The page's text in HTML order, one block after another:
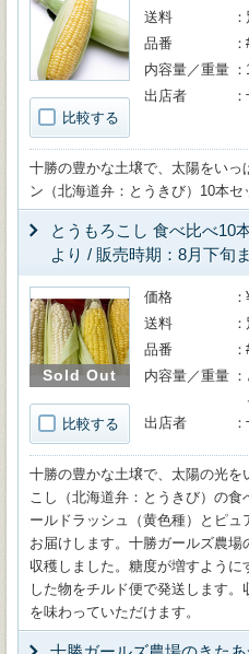
比較する
送料
品番
内容量／重量
出店者
十勝の豊かな土壌で、太陽をい
ン（北海道弁：とうきび）10本セ
とうもろこし 食べ比べ10
より / 販売時期：8月下旬ま
Sold Out
比較する
価格
送料
品番
内容量／重量
出店者
十勝の豊かな土壌で、太陽の光
こし（北海道弁：とうきび）の
ールドラッシュ（黄色種）とピ
お届けします。十勝ガールズ農
収穫しました。糖度が増すよう
した物をチルド便で発送します
を味わっていただけます。